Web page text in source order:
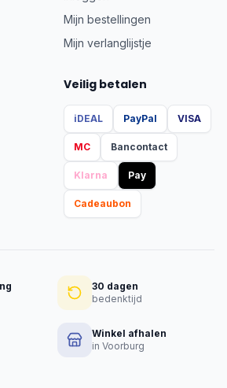
Mijn bestellingen
Mijn verlanglijstje
Veilig betalen
iDEAL PayPal VISA
MC Bancontact
Klarna Pay
Cadeaubon
30 dagen
bedenktijd
Winkel afhalen
in Voorburg